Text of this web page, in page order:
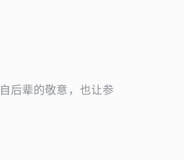
后辈的敬意，也让参